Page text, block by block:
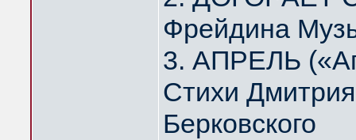
Фрейдина
3. АПРЕЛЬ
Стихи
Берковского